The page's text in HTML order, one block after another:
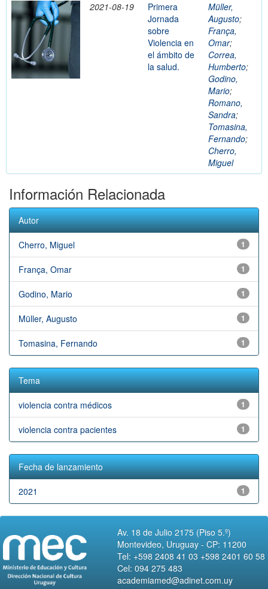
2021-08-19
Primera
Jornada
sobre
Violencia en
el ámbito de
la salud.
Müller,
Augusto;
França,
Omar;
Correa,
Humberto;
Godino,
Mario;
Romano,
Sandra;
Tomasina,
Fernando;
Cherro,
Miguel
Información Relacionada
Autor
1
Cherro, Miguel
1
França, Omar
1
Godino, Mario
1
Müller, Augusto
1
Tomasina, Fernando
Tema
1
violencia contra médicos
1
violencia contra pacientes
Fecha de lanzamiento
1
2021
Av. 18 de Julio 2175 (Piso 5.º)
Montevideo, Uruguay - CP: 11200
Tel: +598 2408 41 03 +598 2401 60 58
Cel: 094 275 483
academiamed@adinet.com.uy